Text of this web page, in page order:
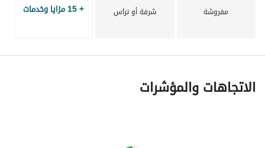
مفروشة شرفة أو تراس + 15 مزايا وخدمات
الاتجاهات والمؤشرات